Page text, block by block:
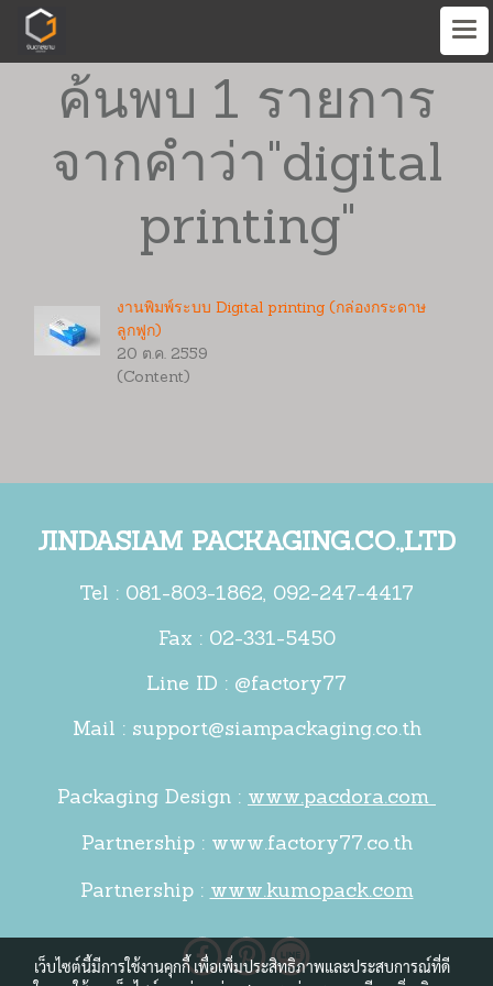
ค้นพบ 1 รายการ
จากคำว่า"digital
printing"
งานพิมพ์ระบบ Digital printing (กล่องกระดาษ
ลูกฟูก)
20 ต.ค. 2559
(Content)
JINDASIAM PACKAGING.CO.,LTD
Tel : 081-803-1862, 092-247-4417
Fax : 02-331-5450
Line ID : @factory77
Mail : support@siampackaging.co.th
Packaging Design : www.pacdora.com
Partnership : www.factory77.co.th
Partnership : www.kumopack.com
เว็บไซต์นี้มีการใช้งานคุกกี้ เพื่อเพิ่มประสิทธิภาพและประสบการณ์ที่ดี